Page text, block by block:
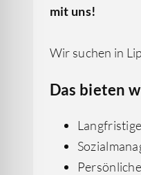
mit uns!
Wir suchen in
Das bieten